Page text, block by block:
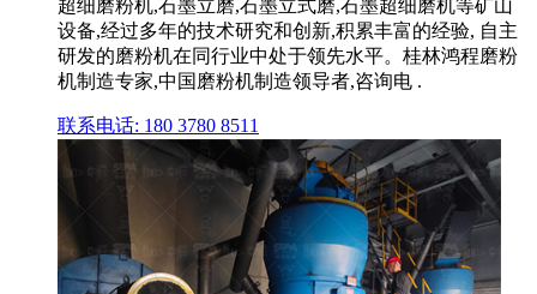
超细磨粉机,石墨立磨,石墨立式磨,石墨超细磨机等矿山
设备,经过多年的技术研究和创新,积累丰富的经验, 自主
研发的磨粉机在同行业中处于领先水平。桂林鸿程磨粉
机制造专家,中国磨粉机制造领导者,咨询电 .
联系电话: 180 3780 8511